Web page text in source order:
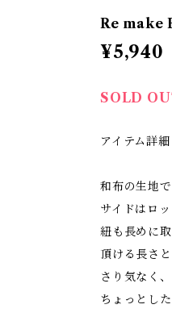
Re make
¥5,940
SOLD
アイテム詳細
和布の生地
サイドはロ
紐も長めに
頂ける長さ
さり気なく
ちょっとし